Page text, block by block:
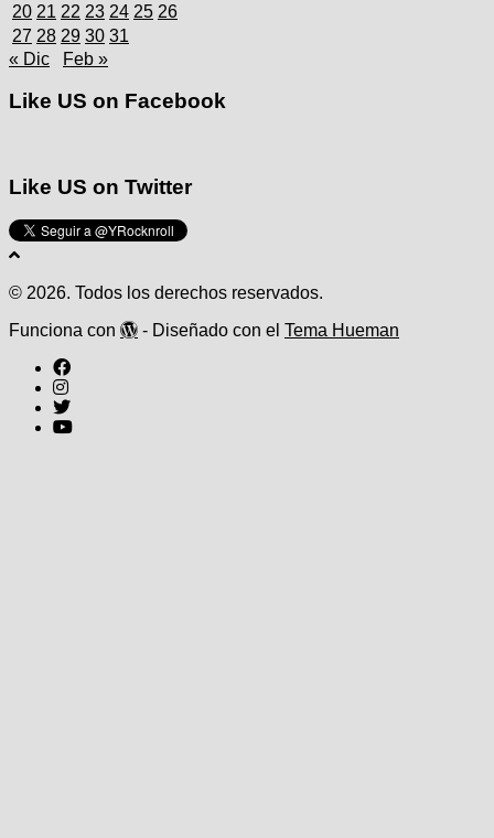
20 21 22 23 24 25 26
27 28 29 30 31
« Dic
Feb »
Like US on Facebook
Like US on Twitter
© 2026. Todos los derechos reservados.
Funciona con
- Diseñado con el Tema Hueman